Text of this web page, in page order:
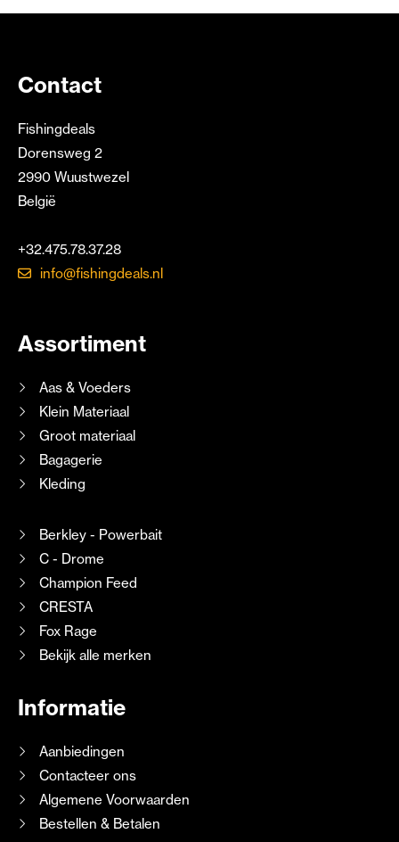
Contact
Fishingdeals
Dorensweg 2
2990 Wuustwezel
België
+32.475.78.37.28
info@fishingdeals.nl
Assortiment
Aas & Voeders
Klein Materiaal
Groot materiaal
Bagagerie
Kleding
Berkley - Powerbait
C - Drome
Champion Feed
CRESTA
Fox Rage
Bekijk alle merken
Informatie
Aanbiedingen
Contacteer ons
Algemene Voorwaarden
Bestellen & Betalen